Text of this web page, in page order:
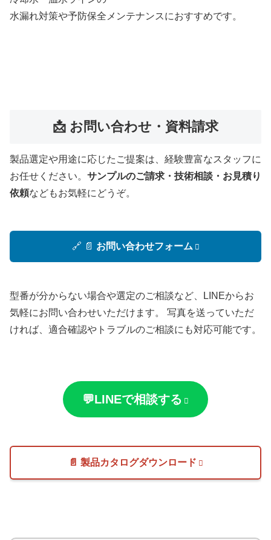
水漏れ対策や予防保全メンテナンスにおすすめです。
📩 お問い合わせ・資料請求
製品選定や用途に応じたご提案は、経験豊富なスタッフに
お任せください。 サンプルのご請求・技術相談・お見積り
依頼などもお気軽にどうぞ。
🔗 📄 お問い合わせフォーム
型番が分からない場合や選定のご相談など、LINEからお
気軽にお問い合わせいただけます。 写真を送っていただ
ければ、適合確認やトラブルのご相談にも対応可能です。
💬LINEで相談する
📄 製品カタログダウンロード